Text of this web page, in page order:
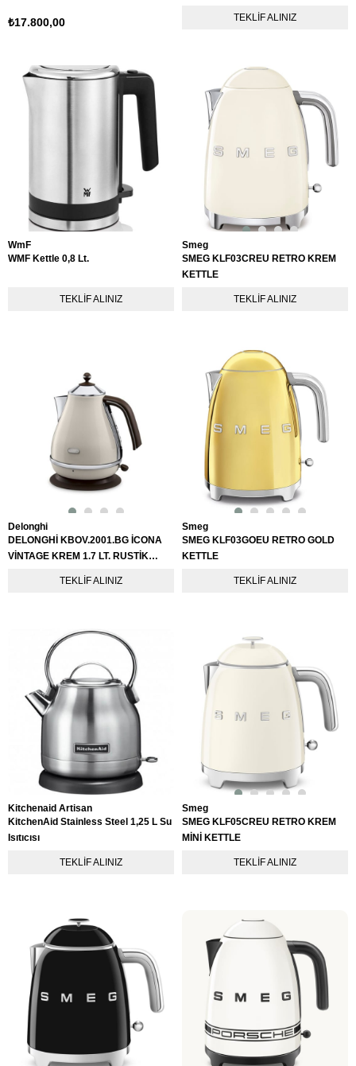
₺17.800,00 TEKLIF ALINIZ
TEKLIF ALINIZ
WmF
WMF Kettle 0,8 Lt.
TEKLIF ALINIZ
Smeg
SMEG KLF03CREU RETRO KREM
KETTLE
TEKLIF ALINIZ
Delonghi
DELONGHİ KBOV.2001.BG İCONA
VİNTAGE KREM 1.7 LT. RUSTİK
TEKLIF ALINIZ
Smeg
SMEG KLF03GOEU RETRO GOLD
KETTLE
TEKLIF ALINIZ
Kitchenaid Artisan
KitchenAid Stainless Steel 1,25 L Su
Isıtıcısı
TEKLIF ALINIZ
Smeg
SMEG KLF05CREU RETRO KREM
MİNİ KETTLE